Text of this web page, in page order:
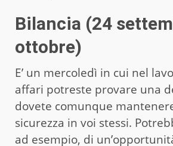
Bilancia (24
ottobre)
E’ un mercoledì in cui nel
affari potreste provare una
dovete comunque
sicurezza in voi stessi.
ad esempio, di